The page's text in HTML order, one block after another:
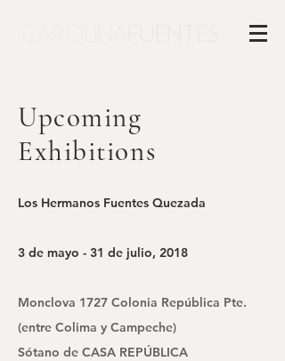
Upcoming
Exhibitions
Los Hermanos Fuentes Quezada
3 de mayo - 31 de julio, 2018
Monclova 1727 Colonia República Pte.
(entre Colima y Campeche)
Sótano de CASA REPÚBLICA